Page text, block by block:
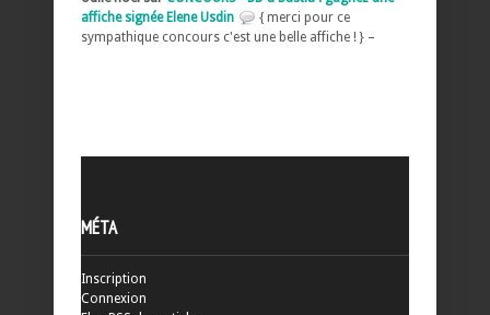
affiche signée Elene Usdin
{ merci pour ce
sympathique concours c'est une belle affiche ! } –
MÉTA
Inscription
Connexion